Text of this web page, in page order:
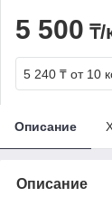
5 500 ₸/
5 240 ₸ от 10
Описание
Описание